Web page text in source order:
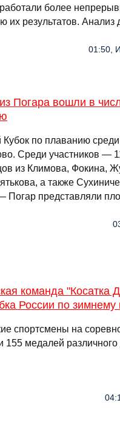
более
их результатов.
01:50,
Погара вошли в
Кубок по плаванию
Среди участников —
из Климова, Фокина,
а также
Погар представляли
команда "Косатка
России по
спортсмены на
155 медалей